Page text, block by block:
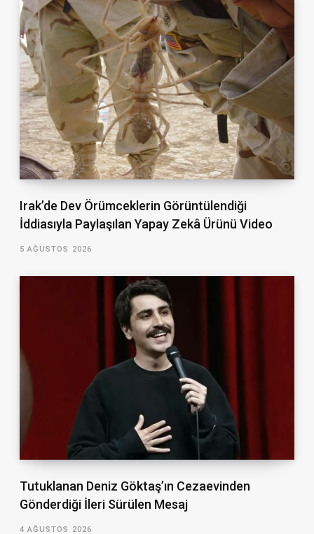
Irak’de Dev Örümceklerin Görüntülendiği
İddiasıyla Paylaşılan Yapay Zekâ Ürünü Video
5 AĞUSTOS 2026
Tutuklanan Deniz Göktaş’ın Cezaevinden
Gönderdiği İleri Sürülen Mesaj
4 AĞUSTOS 2026